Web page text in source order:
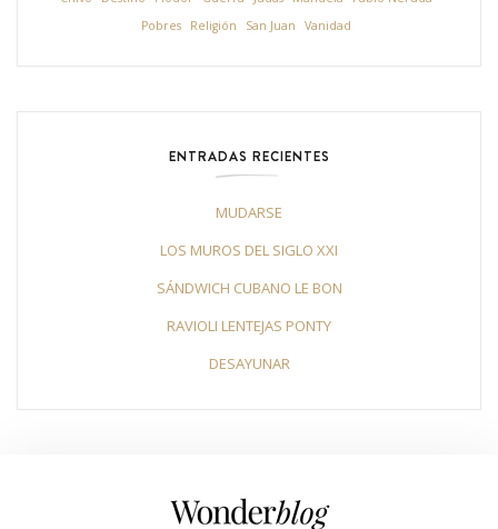
Pobres
Religión San Juan Vanidad
ENTRADAS RECIENTES
MUDARSE
LOS MUROS DEL SIGLO XXI
SÁNDWICH CUBANO LE BON
RAVIOLI LENTEJAS PONTY
DESAYUNAR